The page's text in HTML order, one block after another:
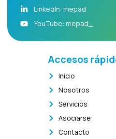
LinkedIn: mepad
YouTube: mepad_
Accesos
Inicio
Nosotros
Servicios
Asociarse
Contacto